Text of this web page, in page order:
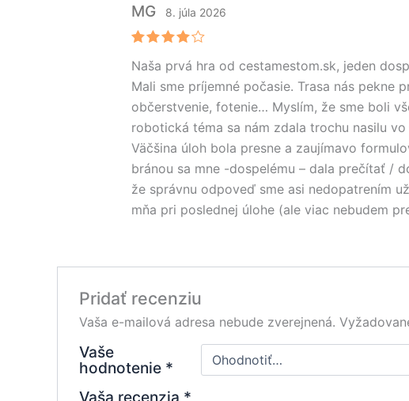
nie4 z 5
MG 8. júla 2026
Naša prvá hra od cestamestom.sk, jeden
Mali sme príjemné počasie. Trasa nás pekne
občerstvenie, fotenie… Myslím, že sme boli
robotická téma sa nám zdala trochu nasilu
Väčšina úloh bola presne a zaujímavo
bránou sa mne -dospelému – dala prečítať /
že správnu odpoveď sme asi nedopatrením
mňa pri poslednej úlohe (ale viac nebudem
Pridať recenziu
Vaša e-mailová adresa nebude zverejnená.
Vaše
hodnotenie *